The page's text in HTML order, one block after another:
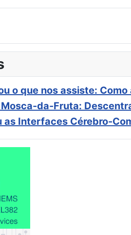
o que nos assiste:
da-Fruta:
as Interfaces Cérebro-